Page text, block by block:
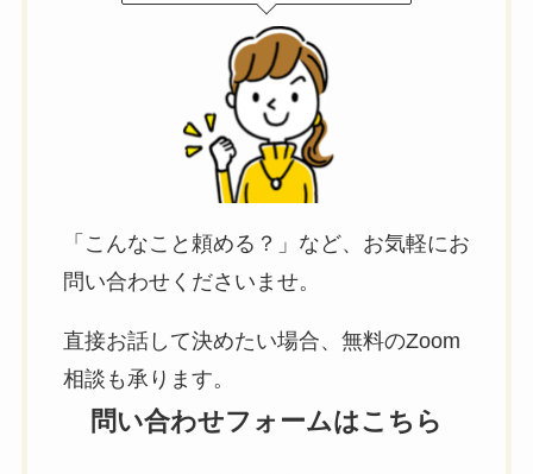
「こんなこと頼める？」など、お気軽にお
問い合わせくださいませ。
直接お話して決めたい場合、無料のZoom
相談も承ります。
問い合わせフォームはこちら